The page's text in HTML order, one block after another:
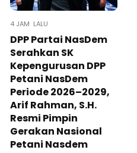
4 JAM LALU
DPP Partai NasDem
Serahkan SK
Kepengurusan DPP
Petani NasDem
Periode 2026–2029,
Arif Rahman, S.H.
Resmi Pimpin
Gerakan Nasional
Petani Nasdem